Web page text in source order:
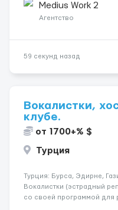
початкова середня стадія
Medius Work 2
Агентство
59 секунд назад
Вокалистки,
клубе.
от 1700+% $
Турция
Турция: Бурса, Эдирне,
Вокалистки (эстрадный
со своей программой для